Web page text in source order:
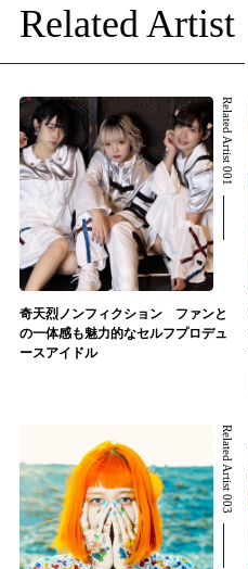
Related Artist
Related Artist 001
奇天烈ノンフィクション ファンと
の一体感も魅力的なセルフプロデュ
ースアイドル
Related Artist 003